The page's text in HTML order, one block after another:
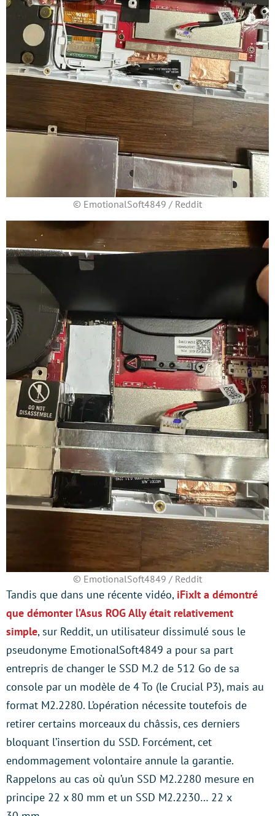
© EmotionalSoft4849 / Reddit
© EmotionalSoft4849 / Reddit
Tandis que dans une récente vidéo, iFixIt a démontré
que démonter l’Asus ROG Ally était relativement
simple, sur Reddit, un utilisateur dissimulé sous le
pseudonyme EmotionalSoft4849 a pour sa part
entrepris de changer le SSD M.2 de 512 Go de sa
console par un modèle de 4 To (le Crucial P3), mais au
format M2.2280. L’opération nécessite toutefois de
retirer certains morceaux du châssis, ces derniers
bloquant l’insertion du SSD. Forcément, cet
endommagement volontaire annule la garantie.
Rappelons au cas où qu’un SSD M2.2280 mesure en
principe 22 x 80 mm et un SSD M2.2230… 22 x